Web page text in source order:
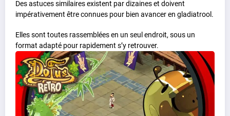
Des astuces similaires existent par dizaines et doivent
impérativement être connues pour bien avancer en gladiatrool.
Elles sont toutes rassemblées en un seul endroit, sous un
format adapté pour rapidement s’y retrouver.